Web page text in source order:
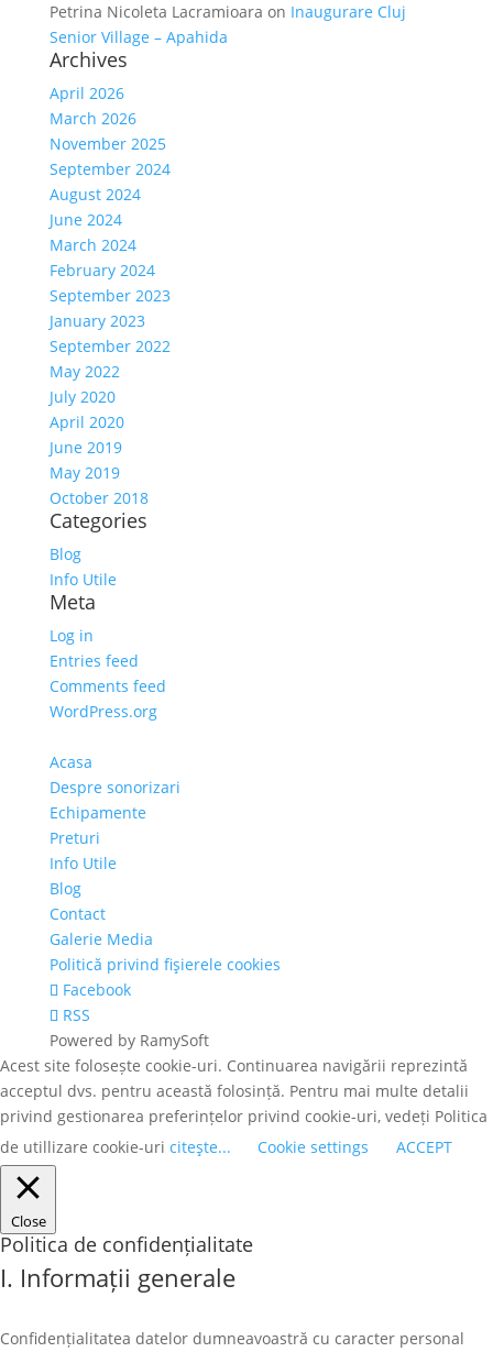
Petrina Nicoleta Lacramioara on Inaugurare Cluj
Senior Village – Apahida
Archives
April 2026
March 2026
November 2025
September 2024
August 2024
June 2024
March 2024
February 2024
September 2023
January 2023
September 2022
May 2022
July 2020
April 2020
June 2019
May 2019
October 2018
Categories
Blog
Info Utile
Meta
Log in
Entries feed
Comments feed
WordPress.org
Acasa
Despre sonorizari
Echipamente
Preturi
Info Utile
Blog
Contact
Galerie Media
Politică privind fişierele cookies
Facebook
RSS
Powered by RamySoft
Acest site folosește cookie-uri. Continuarea navigării reprezintă
acceptul dvs. pentru această folosință. Pentru mai multe detalii
privind gestionarea preferințelor privind cookie-uri, vedeți Politica
de utillizare cookie-uri citeşte... Cookie settings ACCEPT
Close
Politica de confidențialitate
I. Informații generale
Confidențialitatea datelor dumneavoastră cu caracter personal